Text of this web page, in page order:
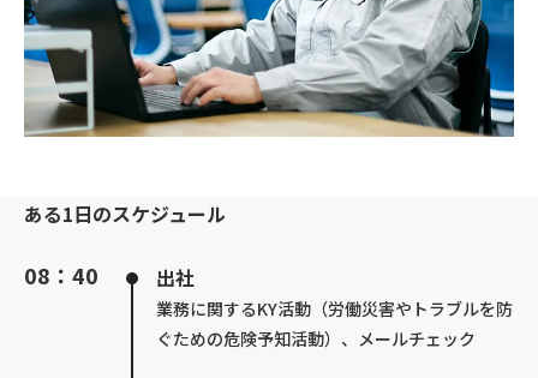
ある1日のスケジュール
08：40 出社
業務に関するKY活動（労働災害やトラブルを防
ぐための危険予知活動）、メールチェック